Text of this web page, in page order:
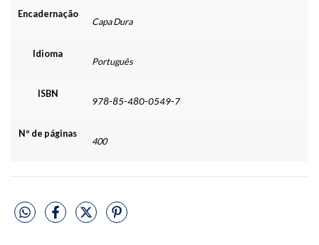
Encadernação
Capa Dura
Idioma
Português
ISBN
978-85-480-0549-7
Nº de páginas
400